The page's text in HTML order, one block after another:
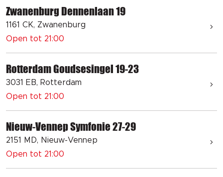
Zwanenburg Dennenlaan 19
1161 CK, Zwanenburg
Open tot 21:00
Rotterdam Goudsesingel 19-23
3031 EB, Rotterdam
Open tot 21:00
Nieuw-Vennep Symfonie 27-29
2151 MD, Nieuw-Vennep
Open tot 21:00